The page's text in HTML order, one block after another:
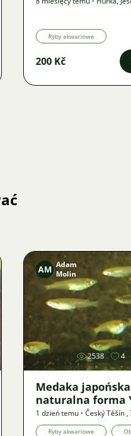
Ryby akwariowe
200 Kč
AM Adam
Molin
2538 4
Medaka
naturalna forma
1 dzień temu • Český Těšín ,
Ryby akwariowe